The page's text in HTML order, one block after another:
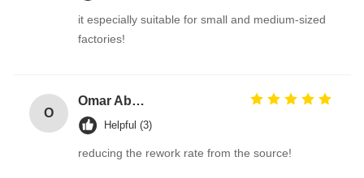
it especially suitable for small and medium-sized
factories!
O
Omar Abdullah
Helpful (3)
reducing the rework rate from the source!